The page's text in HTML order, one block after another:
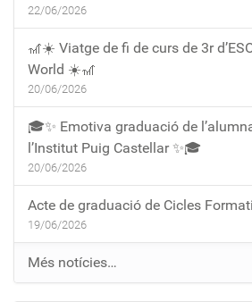
22/06/2026
🎢☀️ Viatge de fi de curs de 3r
World ☀️🎢
20/06/2026
🎓✨ Emotiva graduació de
l’Institut Puig Castellar ✨🎓
20/06/2026
Acte de graduació de Cicles
19/06/2026
Més notícies…